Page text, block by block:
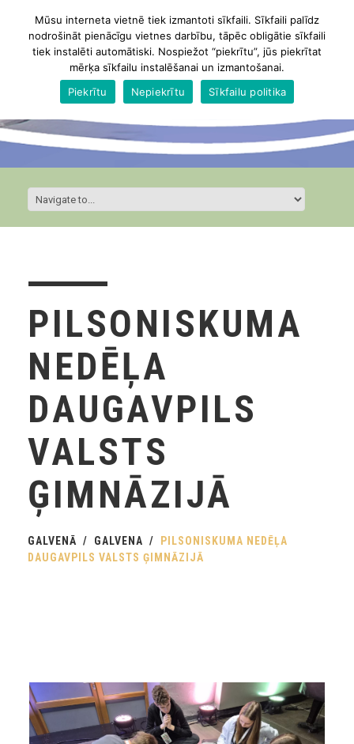
PILSONISKUMA
NEDĒĻA
DAUGAVPILS
VALSTS
ĢIMNĀZIJĀ
GALVENĀ GALVENA
PILSONISKUMA NEDĒĻA
DAUGAVPILS VALSTS ĢIMNĀZIJĀ
Mūsu interneta vietnē tiek izmantoti sīkfaili. Sīkfaili palīdz
nodrošināt pienācīgu vietnes darbību, tāpēc obligātie sīkfaili
tiek instalēti automātiski. Nospiežot “piekrītu”, jūs piekrītat
mērķa sīkfailu instalēšanai un izmantošanai.
Piekrītu
Nepiekrītu Sīkfailu politika